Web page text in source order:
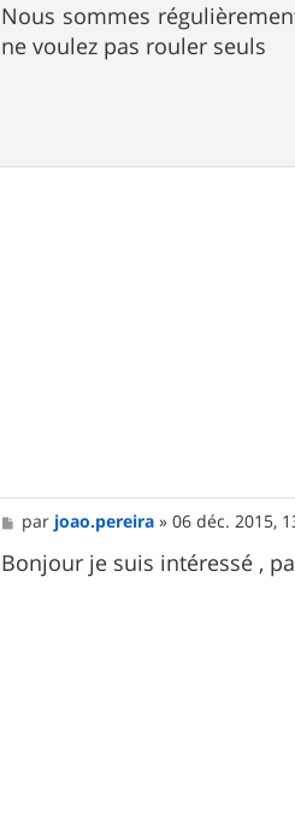
Nous sommes
ne voulez pas rouler seuls
M
e
s
s
par joao.pereira »06 déc. 2015,
Bonjour je suis intéressé ,